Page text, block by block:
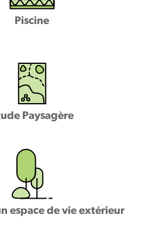
Piscine
Paysagère
espace de vie extérieur